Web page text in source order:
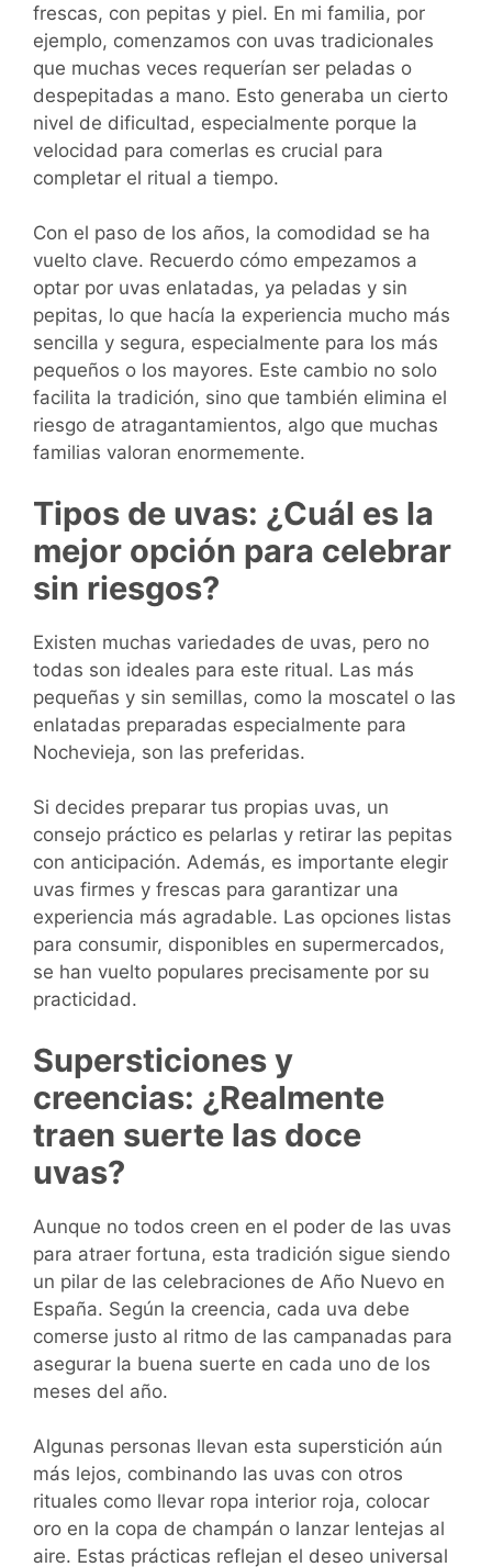
frescas, con pepitas y piel. En mi familia, por
ejemplo, comenzamos con uvas tradicionales
que muchas veces requerían ser peladas o
despepitadas a mano. Esto generaba un cierto
nivel de dificultad, especialmente porque la
velocidad para comerlas es crucial para
completar el ritual a tiempo.
Con el paso de los años, la comodidad se ha
vuelto clave. Recuerdo cómo empezamos a
optar por uvas enlatadas, ya peladas y sin
pepitas, lo que hacía la experiencia mucho más
sencilla y segura, especialmente para los más
pequeños o los mayores. Este cambio no solo
facilita la tradición, sino que también elimina el
riesgo de atragantamientos, algo que muchas
familias valoran enormemente.
Tipos de uvas: ¿Cuál es la
mejor opción para celebrar
sin riesgos?
Existen muchas variedades de uvas, pero no
todas son ideales para este ritual. Las más
pequeñas y sin semillas, como la moscatel o las
enlatadas preparadas especialmente para
Nochevieja, son las preferidas.
Si decides preparar tus propias uvas, un
consejo práctico es pelarlas y retirar las pepitas
con anticipación. Además, es importante elegir
uvas firmes y frescas para garantizar una
experiencia más agradable. Las opciones listas
para consumir, disponibles en supermercados,
se han vuelto populares precisamente por su
practicidad.
Supersticiones y
creencias: ¿Realmente
traen suerte las doce
uvas?
Aunque no todos creen en el poder de las uvas
para atraer fortuna, esta tradición sigue siendo
un pilar de las celebraciones de Año Nuevo en
España. Según la creencia, cada uva debe
comerse justo al ritmo de las campanadas para
asegurar la buena suerte en cada uno de los
meses del año.
Algunas personas llevan esta superstición aún
más lejos, combinando las uvas con otros
rituales como llevar ropa interior roja, colocar
oro en la copa de champán o lanzar lentejas al
aire. Estas prácticas reflejan el deseo universal